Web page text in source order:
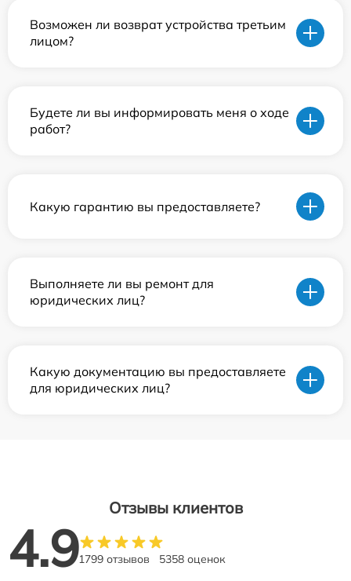
Возможен ли возврат устройства третьим
лицом?
Будете ли вы информировать меня о ходе
работ?
Какую гарантию вы предоставляете?
Выполняете ли вы ремонт для
юридических лиц?
Какую документацию вы предоставляете
для юридических лиц?
Отзывы клиентов
4.91799 отзывов 5358 оценок